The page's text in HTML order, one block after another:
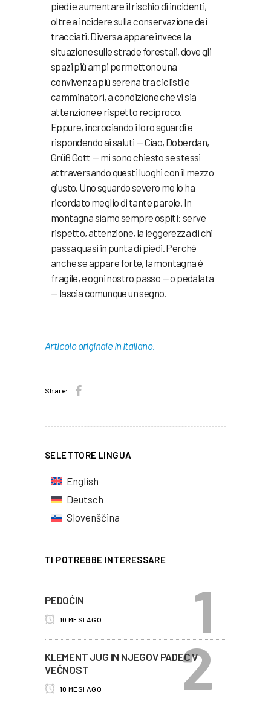
piedi e aumentare il rischio di incidenti,
oltre a incidere sulla conservazione dei
tracciati. Diversa appare invece la
situazione sulle strade forestali, dove gli
spazi più ampi permettono una
convivenza più serena tra ciclisti e
camminatori, a condizione che vi sia
attenzione e rispetto reciproco.
Eppure, incrociando i loro sguardi e
rispondendo ai saluti — Ciao, Doberdan,
Grüß Gott — mi sono chiesto se stessi
attraversando questi luoghi con il mezzo
giusto. Uno sguardo severo me lo ha
ricordato meglio di tante parole. In
montagna siamo sempre ospiti: serve
rispetto, attenzione, la leggerezza di chi
passa quasi in punta di piedi. Perché
anche se appare forte, la montagna è
fragile, e ogni nostro passo — o pedalata
— lascia comunque un segno.
Articolo originale in Italiano.
Share:
SELETTORE LINGUA
English
Deutsch
Slovenščina
TI POTREBBE INTERESSARE
PEDOĆIN
10 MESI AGO
KLEMENT JUG IN NJEGOV PADEC V
VEČNOST
10 MESI AGO